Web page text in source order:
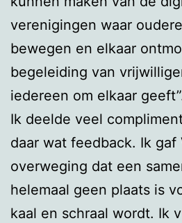
verenigingen waar
bewegen en elkaar
begeleiding van
iedereen om elkaar
Ik deelde veel
daar wat feedback. Ik gaf
overweging dat een
helemaal geen plaats is
kaal en schraal wordt. Ik